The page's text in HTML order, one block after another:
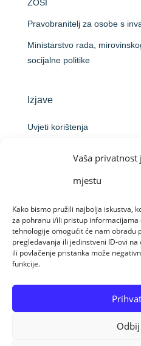
Vaša privatnost
mjestu
Kako bismo pružili najbolja iskustva,
za pohranu i/ili pristup informacijama
tehnologije omogućit će nam obradu
pregledavanja ili jedinstveni ID-ovi
ili povlačenje pristanka može
funkcije.
ZOSI
Pravobranitelj za osobe s
Ministarstvo rada,
socijalne politike
Izjave
Uvjeti korištenja
prijave na natječaj
Obavijest o obradi putem
Made by Raido
© Sva prava